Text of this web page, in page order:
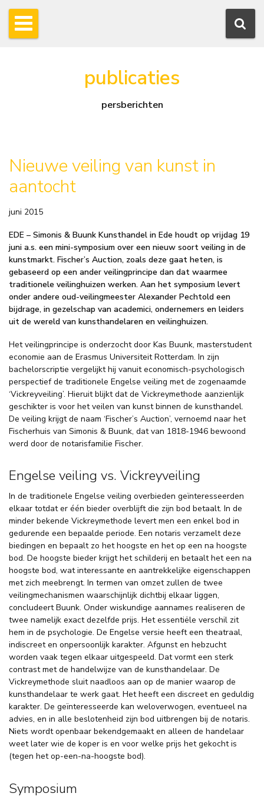
publicaties
persberichten
Nieuwe veiling van kunst in
aantocht
juni 2015
EDE – Simonis & Buunk Kunsthandel in Ede houdt op vrijdag 19
juni a.s. een mini-symposium over een nieuw soort veiling in de
kunstmarkt. Fischer’s Auction, zoals deze gaat heten, is
gebaseerd op een ander veilingprincipe dan dat waarmee
traditionele veilinghuizen werken. Aan het symposium levert
onder andere oud-veilingmeester Alexander Pechtold een
bijdrage, in gezelschap van academici, ondernemers en leiders
uit de wereld van kunsthandelaren en veilinghuizen.
Het veilingprincipe is onderzocht door Kas Buunk, masterstudent
economie aan de Erasmus Universiteit Rotterdam. In zijn
bachelorscriptie vergelijkt hij vanuit economisch-psychologisch
perspectief de traditionele Engelse veiling met de zogenaamde
‘Vickreyveiling’. Hieruit blijkt dat de Vickreymethode aanzienlijk
geschikter is voor het veilen van kunst binnen de kunsthandel.
De veiling krijgt de naam ‘Fischer’s Auction’, vernoemd naar het
Fischerhuis van Simonis & Buunk, dat van 1818-1946 bewoond
werd door de notarisfamilie Fischer.
Engelse veiling vs. Vickreyveiling
In de traditionele Engelse veiling overbieden geïnteresseerden
elkaar totdat er één bieder overblijft die zijn bod betaalt. In de
minder bekende Vickreymethode levert men een enkel bod in
gedurende een bepaalde periode. Een notaris verzamelt deze
biedingen en bepaalt zo het hoogste en het op een na hoogste
bod. De hoogste bieder krijgt het schilderij en betaalt het een na
hoogste bod, wat interessante en aantrekkelijke eigenschappen
met zich meebrengt. In termen van omzet zullen de twee
veilingmechanismen waarschijnlijk dichtbij elkaar liggen,
concludeert Buunk. Onder wiskundige aannames realiseren de
twee namelijk exact dezelfde prijs. Het essentiële verschil zit
hem in de psychologie. De Engelse versie heeft een theatraal,
indiscreet en onpersoonlijk karakter. Afgunst en hebzucht
worden vaak tegen elkaar uitgespeeld. Dat vormt een sterk
contrast met de handelwijze van de kunsthandelaar. De
Vickreymethode sluit naadloos aan op de manier waarop de
kunsthandelaar te werk gaat. Het heeft een discreet en geduldig
karakter. De geïnteresseerde kan weloverwogen, eventueel na
advies, en in alle beslotenheid zijn bod uitbrengen bij de notaris.
Niets wordt openbaar bekendgemaakt en alleen de handelaar
weet later wie de koper is en voor welke prijs het gekocht is
(tegen het op-een-na-hoogste bod).
Symposium